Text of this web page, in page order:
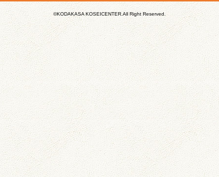
©KODAKASA KOSEICENTER.All Right Reserved.